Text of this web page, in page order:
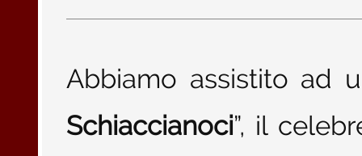
Abbiamo assistito ad
Schiaccianoci”, il